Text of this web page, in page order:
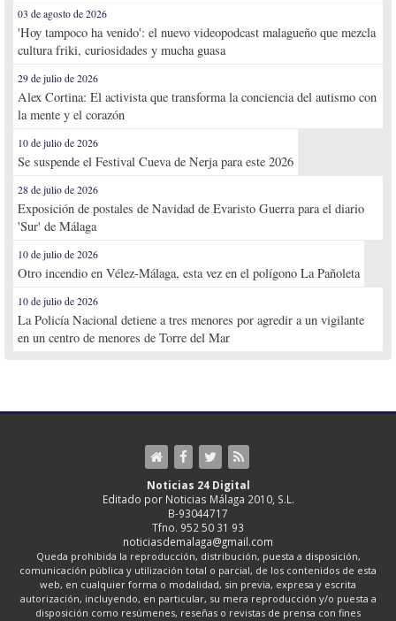
03 de agosto de 2026
'Hoy tampoco ha venido': el nuevo videopodcast malagueño que mezcla
cultura friki, curiosidades y mucha guasa
29 de julio de 2026
Alex Cortina: El activista que transforma la conciencia del autismo con
la mente y el corazón
10 de julio de 2026
Se suspende el Festival Cueva de Nerja para este 2026
28 de julio de 2026
Exposición de postales de Navidad de Evaristo Guerra para el diario
'Sur' de Málaga
10 de julio de 2026
Otro incendio en Vélez-Málaga, esta vez en el polígono La Pañoleta
10 de julio de 2026
La Policía Nacional detiene a tres menores por agredir a un vigilante
en un centro de menores de Torre del Mar
Noticias 24 Digital
Editado por Noticias Málaga 2010, S.L.
B-93044717
Tfno. 952 50 31 93
noticiasdemalaga@gmail.com
Queda prohibida la reproducción, distribución, puesta a disposición,
comunicación pública y utilización total o parcial, de los contenidos de esta
web, en cualquier forma o modalidad, sin previa, expresa y escrita
autorización, incluyendo, en particular, su mera reproducción y/o puesta a
disposición como resúmenes, reseñas o revistas de prensa con fines